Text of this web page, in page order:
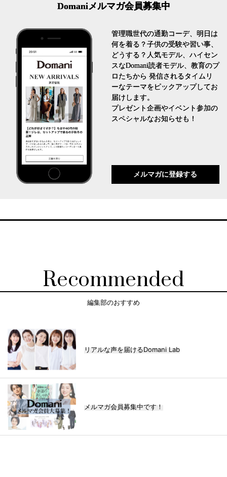
Domaniメルマガ会員募集中
管理職世代の通勤コーデ、明日は
何を着る？子供の受験や習い事、
どうする？人気モデル、ハイセン
スなDomani読者モデル、教育のプ
ロたちから 発信されるタイムリ
ーなテーマをピックアップしてお
届けします。
プレゼント企画やイベント参加の
スペシャルなお知らせも！
メルマガに登録する
Recommended
編集部のおすすめ
リアルな声を届けるDomani Lab
メルマガ会員募集中です！